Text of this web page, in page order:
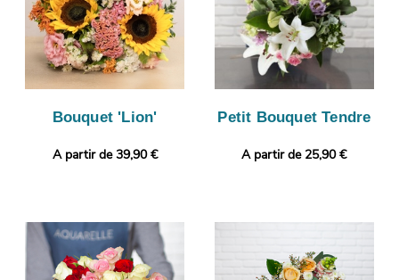
Bouquet 'Lion'
A partir de 39,90 €
Petit Bouquet Tendre
A partir de 25,90 €